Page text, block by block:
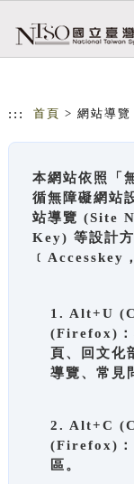
::: 首頁 > 網站導覽
本網站依照「
循無障礙網站
站導覽 (Site
Key) 等設計
﹝Accesskey
1. Alt+U
(Firefox)：
頁、回文化
導覽、常見
2. Alt+C
(Firefox)：
區。